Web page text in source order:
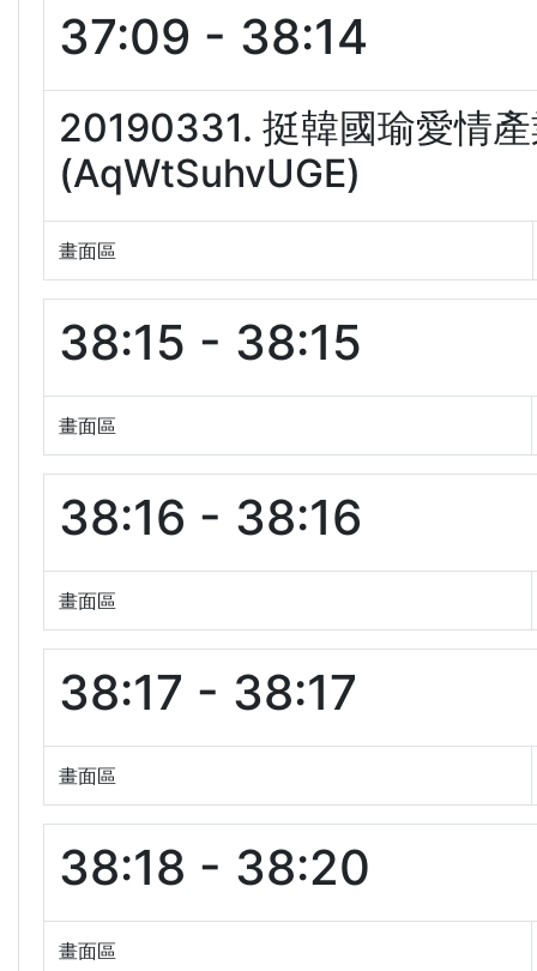
37:09 - 38:14
20190331. 挺韓國瑜愛情
(AqWtSuhvUGE)
畫面區
38:15 - 38:15
畫面區
38:16 - 38:16
畫面區
38:17 - 38:17
畫面區
38:18 - 38:20
畫面區